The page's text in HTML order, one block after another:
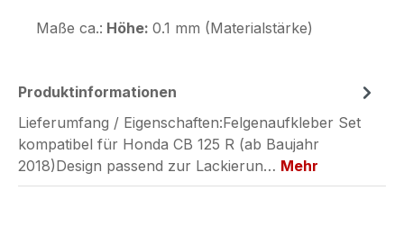
Maße ca.: Höhe: 0.1 mm (Materialstärke)
Produktinformationen
Lieferumfang / Eigenschaften:Felgenaufkleber Set
kompatibel für Honda CB 125 R (ab Baujahr
2018)Design passend zur Lackierun… Mehr